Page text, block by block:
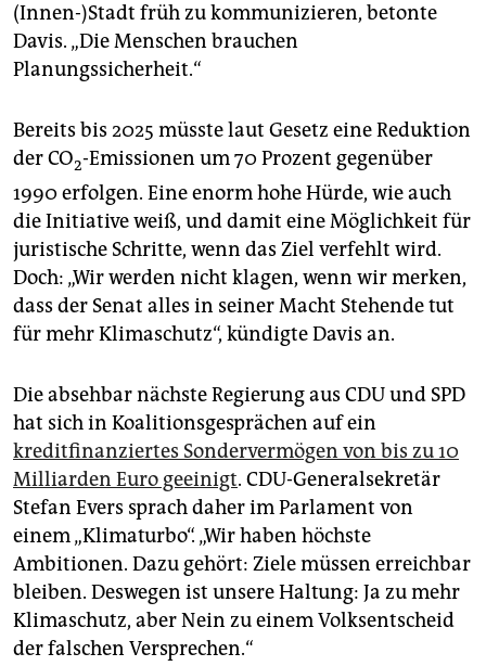
(Innen-)Stadt früh zu kommunizieren, betonte
Davis. „Die Menschen brauchen
Planungssicherheit.“
Bereits bis 2025 müsste laut Gesetz eine Reduktion
der CO2-Emissionen um 70 Prozent gegenüber
1990 erfolgen. Eine enorm hohe Hürde, wie auch
die Initiative weiß, und damit eine Möglichkeit für
juristische Schritte, wenn das Ziel verfehlt wird.
Doch: „Wir werden nicht klagen, wenn wir merken,
dass der Senat alles in seiner Macht Stehende tut
für mehr Klimaschutz“, kündigte Davis an.
Die absehbar nächste Regierung aus CDU und SPD
hat sich in Koalitionsgesprächen auf ein
kreditfinanziertes Sondervermögen von bis zu 10
Milliarden Euro geeinigt. CDU-Generalsekretär
Stefan Evers sprach daher im Parlament von
einem „Klimaturbo“. „Wir haben höchste
Ambitionen. Dazu gehört: Ziele müssen erreichbar
bleiben. Deswegen ist unsere Haltung: Ja zu mehr
Klimaschutz, aber Nein zu einem Volksentscheid
der falschen Versprechen.“